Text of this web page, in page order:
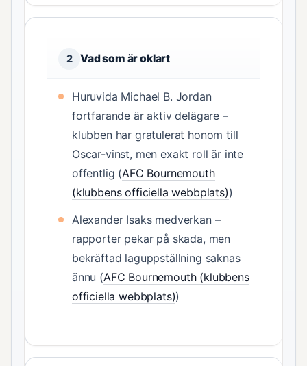
2 Vad som är oklart
Huruvida Michael B. Jordan
fortfarande är aktiv delägare –
klubben har gratulerat honom till
Oscar-vinst, men exakt roll är inte
offentlig (AFC Bournemouth
(klubbens officiella webbplats))
Alexander Isaks medverkan –
rapporter pekar på skada, men
bekräftad laguppställning saknas
ännu (AFC Bournemouth (klubbens
officiella webbplats))